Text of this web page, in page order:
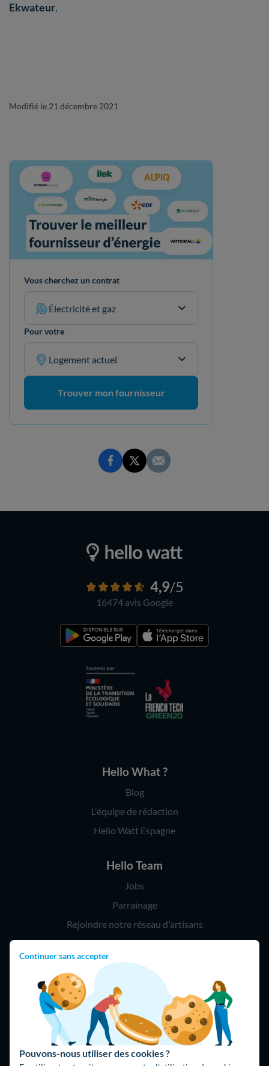
Continuer sans accepter
Pouvons-nous utiliser des cookies ?
Vous cherchez un contrat
Électricité et gaz
Pour votre
Logement actuel
Trouver mon fournisseur
Ekwateur.
Modifié le 21 décembre 2021
4,9/5
16474 avis Google
Hello What ?
Blog
L'équipe de rédaction
Hello Watt Espagne
Hello Team
Jobs
Parrainage
Rejoindre notre réseau d'artisans
Hello !
09 75 18 60 60
(8h-21h)
75018 Paris